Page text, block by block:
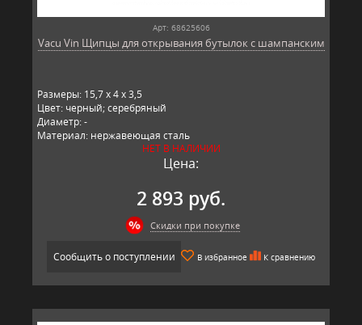
Арт: 68625606
Vacu Vin Щипцы для открывания бутылок с шампанским
Размеры: 15,7 x 4 x 3,5
Цвет: черный; серебряный
Диаметр: -
Материал: нержавеющая сталь
Производитель: Vacu Vin, Китай
НЕТ В НАЛИЧИИ
Цена:
2 893 руб.
Скидки при покупке
Сообщить о поступлении В избранное К сравнению